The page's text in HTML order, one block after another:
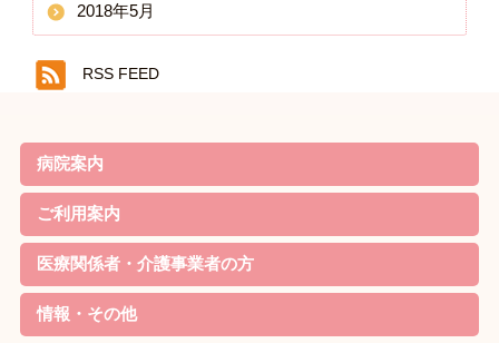
2018年5月
RSS FEED
病院案内
院長ごあいさつ
基本理念・基本方針
患者様の権利と責務・子ども憲章
病院機能評価の認定
概要・沿革
当院の特徴
診療案内
病院実績
職員体制・部門紹介
対象疾患
ご利用案内
リハビリのご案内
外来について
家族教室
定期便
入院について
お見舞いの方
院内無料Wi-Fi利用規約
医療関係者・介護事業者の方
資格取得
リハビリ最新機器
学会発表
情報・その他